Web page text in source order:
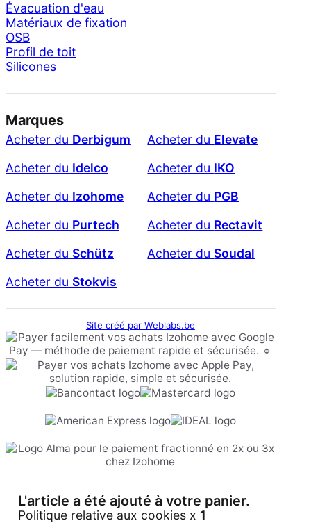
Évacuation d'eau
Matériaux de fixation
OSB
Profil de toit
Silicones
Marques
Acheter du Derbigum Acheter du Elevate
Acheter du Idelco Acheter du IKO
Acheter du Izohome Acheter du PGB
Acheter du Purtech Acheter du Rectavit
Acheter du Schütz Acheter du Soudal
Acheter du Stokvis
Site créé par Weblabs.be
L'article a été ajouté à votre panier.
Politique relative aux cookies x 1